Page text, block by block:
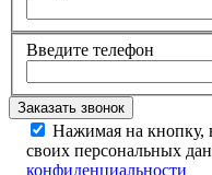
Введите телефон
Нажимая на кнопку,
своих персональных
конфиденциальности